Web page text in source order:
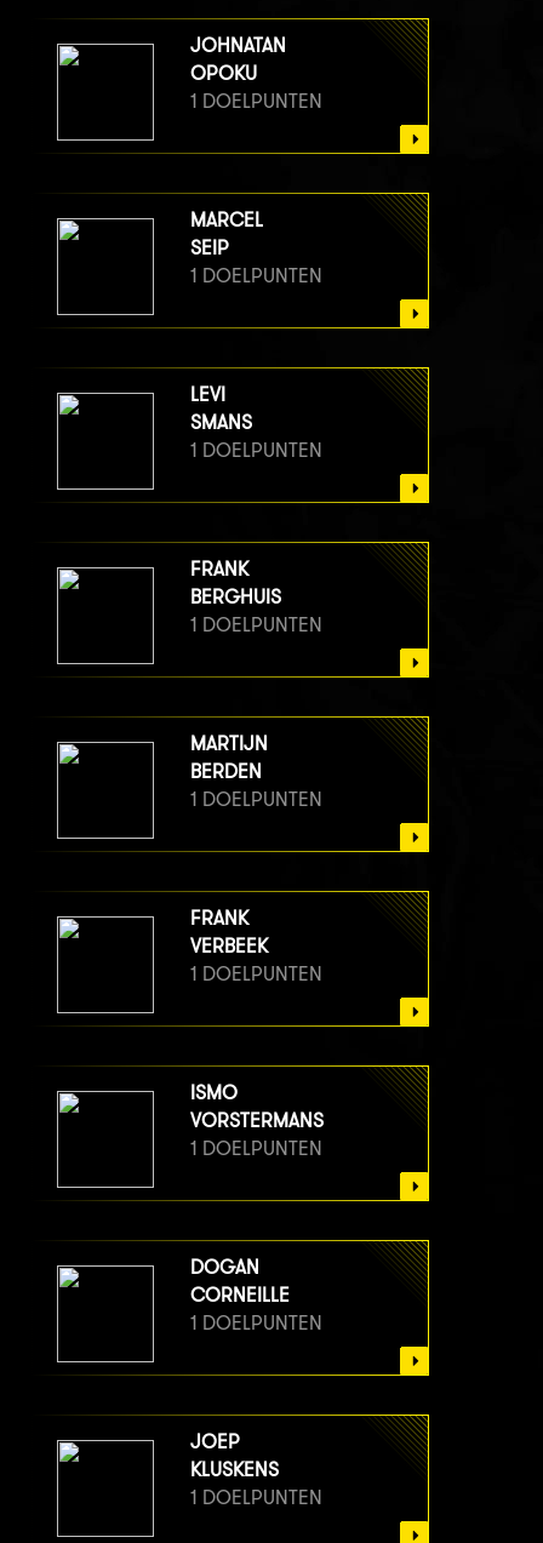
JOHNATAN
OPOKU
1 DOELPUNTEN
MARCEL
SEIP
1 DOELPUNTEN
LEVI
SMANS
1 DOELPUNTEN
FRANK
BERGHUIS
1 DOELPUNTEN
MARTIJN
BERDEN
1 DOELPUNTEN
FRANK
VERBEEK
1 DOELPUNTEN
ISMO
VORSTERMANS
1 DOELPUNTEN
DOGAN
CORNEILLE
1 DOELPUNTEN
JOEP
KLUSKENS
1 DOELPUNTEN